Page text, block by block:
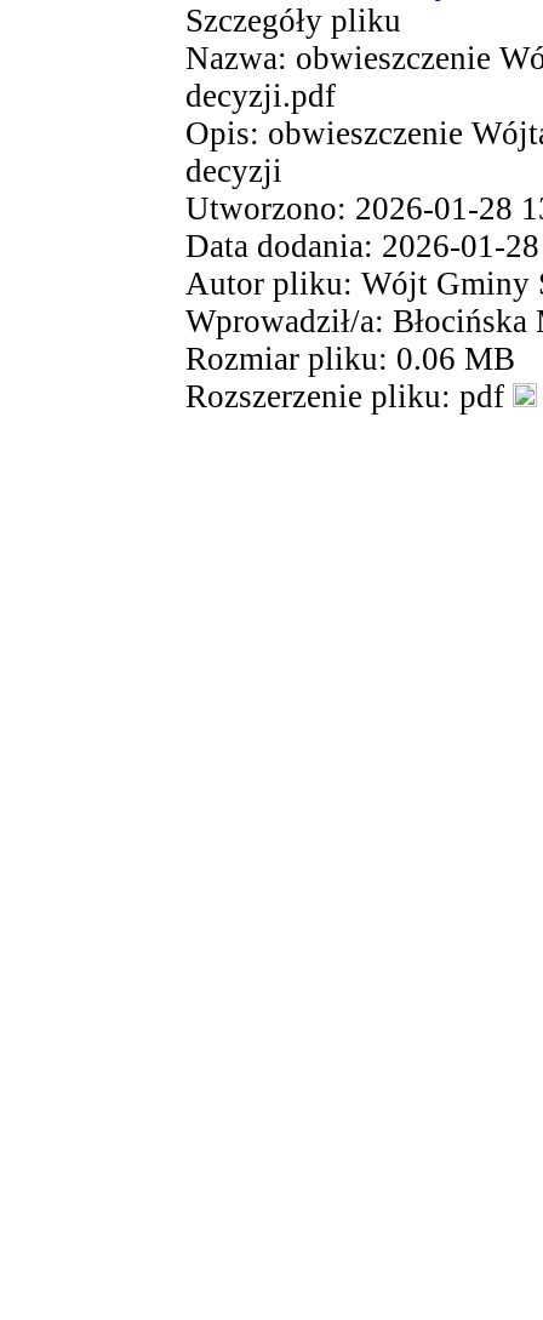
Szczegóły pliku
Nazwa: obwieszczenie
decyzji.pdf
Opis: obwieszczenie
decyzji
Utworzono: 2026-01-28
Data dodania: 2026-01-
Autor pliku: Wójt Gminy
Wprowadził/a: Błocińska
Rozmiar pliku: 0.06 MB
Rozszerzenie pliku: pdf